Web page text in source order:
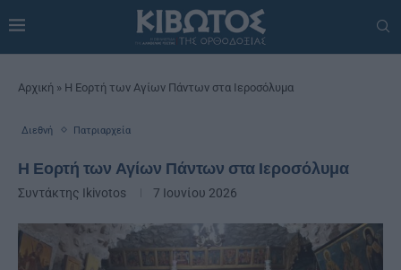
Αρχική » Η Εορτή των Αγίων Πάντων στα Ιεροσόλυμα
Διεθνή Πατριαρχεία
Η Εορτή των Αγίων Πάντων στα Ιεροσόλυμα
Συντάκτης Ikivotos 7 Ιουνίου 2026